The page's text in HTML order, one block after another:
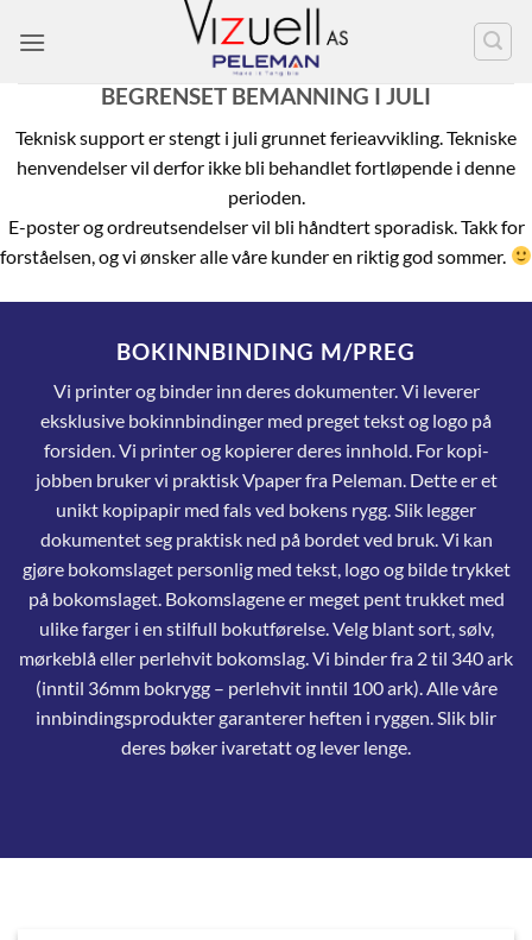
BEGRENSET BEMANNING I JULI
Teknisk support er stengt i juli grunnet ferieavvikling. Tekniske
henvendelser vil derfor ikke bli behandlet fortløpende i denne
perioden.
E-poster og ordreutsendelser vil bli håndtert sporadisk. Takk for
forståelsen, og vi ønsker alle våre kunder en riktig god sommer.
BOKINNBINDING M/PREG
Vi printer og binder inn deres dokumenter. Vi leverer
eksklusive bokinnbindinger med preget tekst og logo på
forsiden. Vi printer og kopierer deres innhold. For kopi-
jobben bruker vi praktisk Vpaper fra Peleman. Dette er et
unikt kopipapir med fals ved bokens rygg. Slik legger
dokumentet seg praktisk ned på bordet ved bruk. Vi kan
gjøre bokomslaget personlig med tekst, logo og bilde trykket
på bokomslaget. Bokomslagene er meget pent trukket med
ulike farger i en stilfull bokutførelse. Velg blant sort, sølv,
mørkeblå eller perlehvit bokomslag. Vi binder fra 2 til 340 ark
(inntil 36mm bokrygg – perlehvit inntil 100 ark). Alle våre
innbindingsprodukter garanterer heften i ryggen. Slik blir
deres bøker ivaretatt og lever lenge.